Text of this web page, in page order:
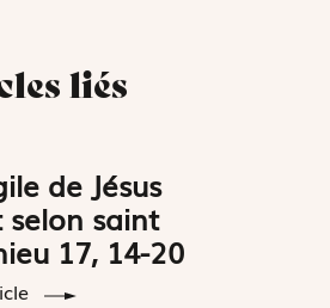
liés
de Jésus
selon saint
17, 14-20